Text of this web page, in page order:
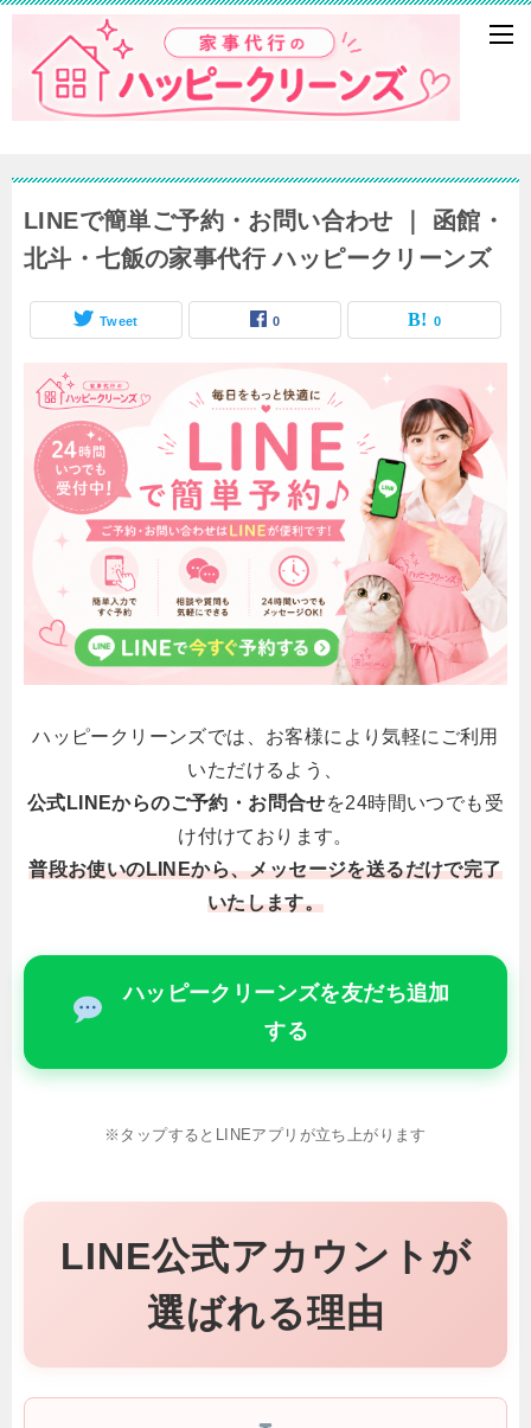
LINEで簡単ご予約・お問い合わせ ｜ 函館・
北斗・七飯の家事代行 ハッピークリーンズ
Tweet 0 0
ハッピークリーンズでは、お客様により気軽にご利用
いただけるよう、
公式LINEからのご予約・お問合せを24時間いつでも受
け付けております。
普段お使いのLINEから、メッセージを送るだけで完了
いたします。
ハッピークリーンズを友だち追加
する
※タップするとLINEアプリが立ち上がります
LINE公式アカウントが
選ばれる理由